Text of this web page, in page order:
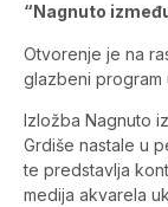
“Nagnuto
Otvorenje je na
glazbeni program
Izložba Nagnuto
Grdiše nastale u
te predstavlja
medija akvarela